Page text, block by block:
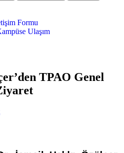
Formu
Ulaşım
TPAO Genel